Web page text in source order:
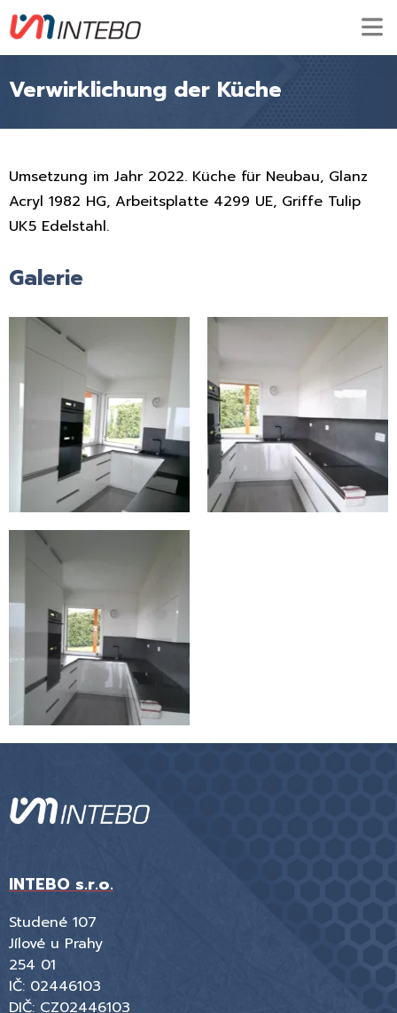
Verwirklichung der Küche
Umsetzung im Jahr 2022. Küche für Neubau, Glanz
Acryl 1982 HG, Arbeitsplatte 4299 UE, Griffe Tulip
UK5 Edelstahl.
Galerie
INTEBO s.r.o.
Studené 107
Jílové u Prahy
254 01
IČ: 02446103
DIČ: CZ02446103